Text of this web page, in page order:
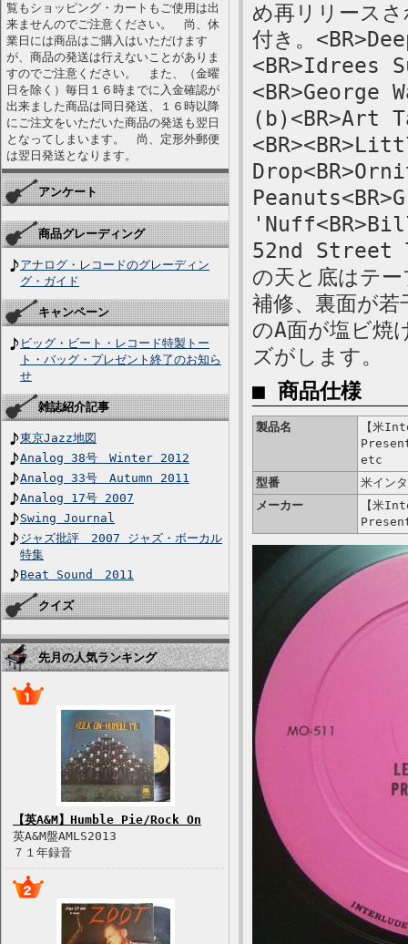
覧もショッピング・カートもご使用は出
来ませんのでご注意ください。 尚、休
業日には商品はご購入はいただけます
が、商品の発送は行えないことがありま
すのでご注意ください。 また、（金曜
日を除く）毎日１６時までに入金確認が
出来ました商品は同日発送、１６時以降
にご注文をいただいた商品の発送も翌日
となってしまいます。 尚、定形外郵便
は翌日発送となります。
アンケート
商品グレーディング
アナログ・レコードのグレーディン
グ・ガイド
キャンペーン
ビッグ・ビート・レコード特製トー
ト・バッグ・プレゼント終了のお知ら
せ
雑誌紹介記事
東京Jazz地図
Analog 38号 Winter 2012
Analog 33号 Autumn 2011
Analog 17号 2007
Swing Journal
ジャズ批評 2007 ジャズ・ボーカル
特集
Beat Sound 2011
クイズ
先月の人気ランキング
【英A&M】Humble Pie/Rock On
英A&M盤AMLS2013
７１年録音
め再リリース
付き。
<BR>Idrees
(b)<BR>Art
52nd Street
の天と底はテ
補修、裏面が
のA面が塩ビ焼
ズがします。
■ 商品仕様
製品名
【米
etc
型番
米イン
メーカー
【米